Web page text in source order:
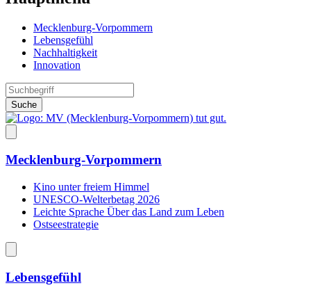
Mecklenburg-Vorpommern
Lebensgefühl
Nachhaltigkeit
Innovation
Suche
Mecklenburg-Vorpommern
Kino unter freiem Himmel
UNESCO-Welterbetag 2026
Leichte Sprache Über das Land zum Leben
Ostseestrategie
Lebensgefühl